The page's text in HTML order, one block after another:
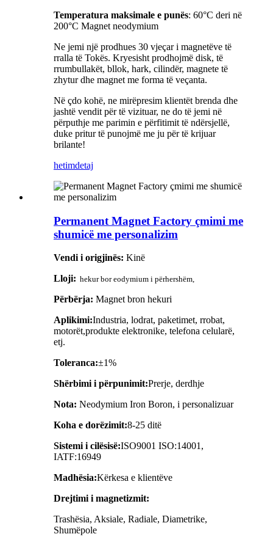
Temperatura maksimale e punës: 60°C deri në
200°C Magnet neodymium
Ne jemi një prodhues 30 vjeçar i magnetëve të
rralla të Tokës. Kryesisht prodhojmë disk, të
rrumbullakët, bllok, hark, cilindër, magnete të
zhytur dhe magnet me forma të veçanta.
Në çdo kohë, ne mirëpresim klientët brenda dhe
jashtë vendit për të vizituar, ne do të jemi në
përputhje me parimin e përfitimit të ndërsjellë,
duke pritur të punojmë me ju për të krijuar
brilante!
hetimdetaj
Permanent Magnet Factory çmimi me
shumicë me personalizim
Vendi i origjinës: Kinë
Lloji: hekur bor eodymium i përhershëm,
Përbërja: Magnet bron hekuri
Aplikimi:Industria, lodrat, paketimet, rrobat,
motorët,produkte elektronike, telefona celularë,
etj.
Toleranca:±1%
Shërbimi i përpunimit:Prerje, derdhje
Nota: Neodymium Iron Boron, i personalizuar
Koha e dorëzimit:8-25 ditë
Sistemi i cilësisë:ISO9001 ISO:14001,
IATF:16949
Madhësia:Kërkesa e klientëve
Drejtimi i magnetizmit:
Trashësia, Aksiale, Radiale, Diametrike,
Shumëpole